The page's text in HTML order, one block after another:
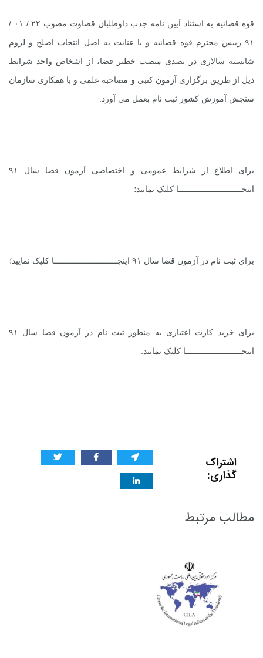
قوه قضائیه به استناد آیین نامه جذب داوطلبان قضاوت مصوب ۲۲ / ۰۱ /
۹۱ رییس محترم قوه قضائیه و با عنایت به اصل انتخاب اصلح و لزوم
شایسته سالاری در تصدی منصب خطیر قضا، از اشخاص واجد شرایط
ذیل از طریق برگزاری آزمون کتبی و مصاحبه علمی و با همکاری سازمان
سنجش آموزش کشور ثبت نام بعمل می آورد.
برای اطلاع از شرایط عمومی و اختصاصی آزمون قضا سال ۹۱
اینجـــــــــــــــــــــــــــا کلیک نمایید؛
برای ثبت نام در آزمون قضا سال ۹۱ اینجـــــــــــــــــــــــــــا کلیک نمایید؛
برای خرید کارت اعتباری به منظور ثبت نام در آزمون قضا سال ۹۱
اینجــــــــــــــــــــــــا کلیک نمایید.
اشتراک
گذاری:
مطالب مرتبط